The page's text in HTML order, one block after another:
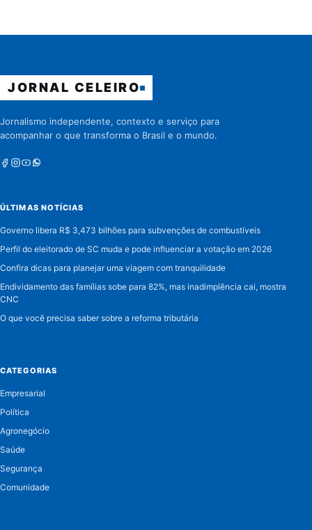
JORNAL CELEIRO
Jornalismo independente, contexto e serviço para
acompanhar o que transforma o Brasil e o mundo.
Facebook
Instagram
Youtube
Whatsapp
ÚLTIMAS NOTÍCIAS
Governo libera R$ 3,473 bilhões para subvenções de combustíveis
Perfil do eleitorado de SC muda e pode influenciar a votação em 2026
Confira dicas para planejar uma viagem com tranquilidade
Endividamento das famílias sobe para 82%, mas inadimplência cai, mostra
CNC
O que você precisa saber sobre a reforma tributária
CATEGORIAS
Empresarial
Política
Agronegócio
Saúde
Segurança
Comunidade